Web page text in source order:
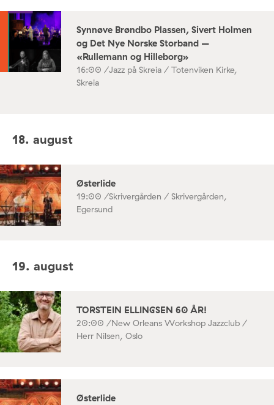
Synnøve Brøndbo Plassen, Sivert Holmen
og Det Nye Norske Storband –
«Rullemann og Hilleborg»
16:00 /Jazz på Skreia / Totenviken Kirke,
Skreia
18. august
Østerlide
19:00 /Skrivergården / Skrivergården,
Egersund
19. august
TORSTEIN ELLINGSEN 60 ÅR!
20:00 /New Orleans Workshop Jazzclub /
Herr Nilsen, Oslo
Østerlide